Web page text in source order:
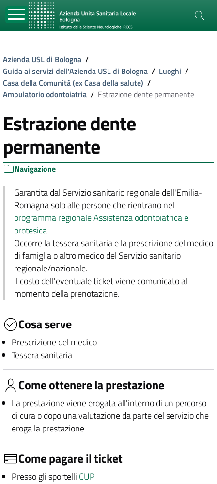
Azienda USL di Bologna /
Guida ai servizi dell'Azienda USL di Bologna / Luoghi /
Casa della Comunità (ex Casa della salute) /
Ambulatorio odontoiatria / Estrazione dente permanente
Estrazione dente
permanente
Navigazione
Garantita dal Servizio sanitario regionale dell'Emilia-
Romagna solo alle persone che rientrano nel
programma regionale Assistenza odontoiatrica e
protesica.
Occorre la tessera sanitaria e la prescrizione del medico
di famiglia o altro medico del Servizio sanitario
regionale/nazionale.
Il costo dell'eventuale ticket viene comunicato al
momento della prenotazione.
Cosa serve
Prescrizione del medico
Tessera sanitaria
Come ottenere la prestazione
La prestazione viene erogata all'interno di un percorso
di cura o dopo una valutazione da parte del servizio che
eroga la prestazione
Come pagare il ticket
Presso gli sportelli CUP